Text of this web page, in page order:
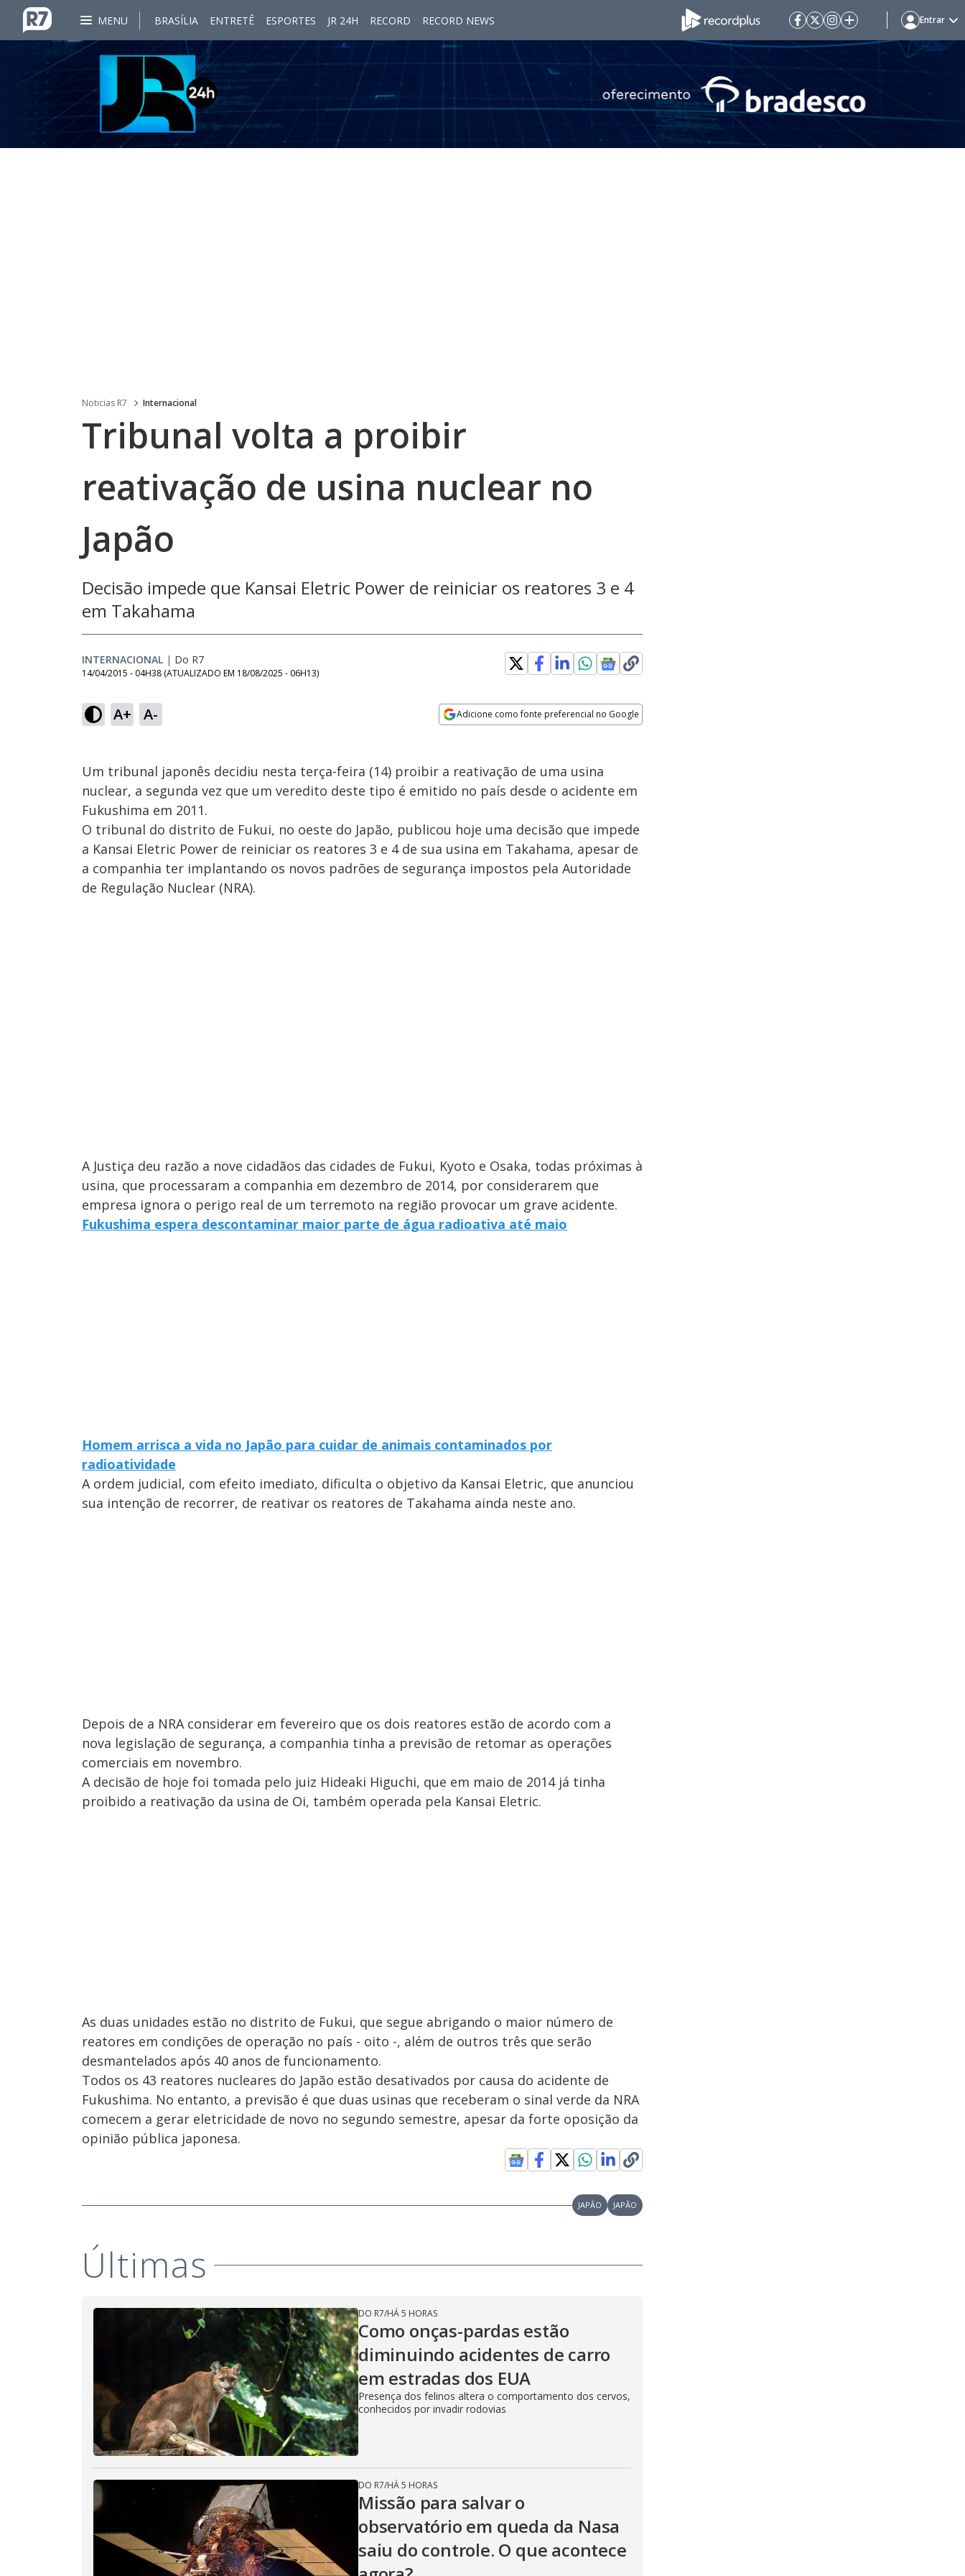
MENU BRASÍLIA ENTRETÊ ESPORTES JR 24H RECORD RECORD NEWS Entrar
Noticias R7 Internacional
Tribunal volta a proibir
reativação de usina nuclear no
Japão
Decisão impede que Kansai Eletric Power de reiniciar os reatores 3 e 4
em Takahama
INTERNACIONAL | Do R7
14/04/2015 - 04H38 (ATUALIZADO EM 18/08/2025 - 06H13)
A+ A- Adicione como fonte preferencial no Google
Um tribunal japonês decidiu nesta terça-feira (14) proibir a reativação de uma usina
nuclear, a segunda vez que um veredito deste tipo é emitido no país desde o acidente em
Fukushima em 2011.
O tribunal do distrito de Fukui, no oeste do Japão, publicou hoje uma decisão que impede
a Kansai Eletric Power de reiniciar os reatores 3 e 4 de sua usina em Takahama, apesar de
a companhia ter implantando os novos padrões de segurança impostos pela Autoridade
de Regulação Nuclear (NRA).
A Justiça deu razão a nove cidadãos das cidades de Fukui, Kyoto e Osaka, todas próximas à
usina, que processaram a companhia em dezembro de 2014, por considerarem que
empresa ignora o perigo real de um terremoto na região provocar um grave acidente.
Fukushima espera descontaminar maior parte de água radioativa até maio
Homem arrisca a vida no Japão para cuidar de animais contaminados por
radioatividade
A ordem judicial, com efeito imediato, dificulta o objetivo da Kansai Eletric, que anunciou
sua intenção de recorrer, de reativar os reatores de Takahama ainda neste ano.
Depois de a NRA considerar em fevereiro que os dois reatores estão de acordo com a
nova legislação de segurança, a companhia tinha a previsão de retomar as operações
comerciais em novembro.
A decisão de hoje foi tomada pelo juiz Hideaki Higuchi, que em maio de 2014 já tinha
proibido a reativação da usina de Oi, também operada pela Kansai Eletric.
As duas unidades estão no distrito de Fukui, que segue abrigando o maior número de
reatores em condições de operação no país - oito -, além de outros três que serão
desmantelados após 40 anos de funcionamento.
Todos os 43 reatores nucleares do Japão estão desativados por causa do acidente de
Fukushima. No entanto, a previsão é que duas usinas que receberam o sinal verde da NRA
comecem a gerar eletricidade de novo no segundo semestre, apesar da forte oposição da
opinião pública japonesa.
JAPÃO JAPÃO
Últimas
DO R7/HÁ 5 HORAS
Como onças-pardas estão
diminuindo acidentes de carro
em estradas dos EUA
Presença dos felinos altera o comportamento dos cervos,
conhecidos por invadir rodovias
DO R7/HÁ 5 HORAS
Missão para salvar o
observatório em queda da Nasa
saiu do controle. O que acontece